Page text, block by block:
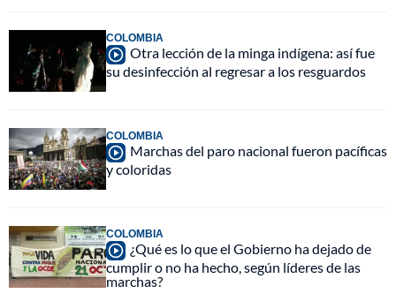
COLOMBIA
Otra lección de la minga indígena: así fue
su desinfección al regresar a los resguardos
COLOMBIA
Marchas del paro nacional fueron pacíficas
y coloridas
COLOMBIA
¿Qué es lo que el Gobierno ha dejado de
cumplir o no ha hecho, según líderes de las
marchas?